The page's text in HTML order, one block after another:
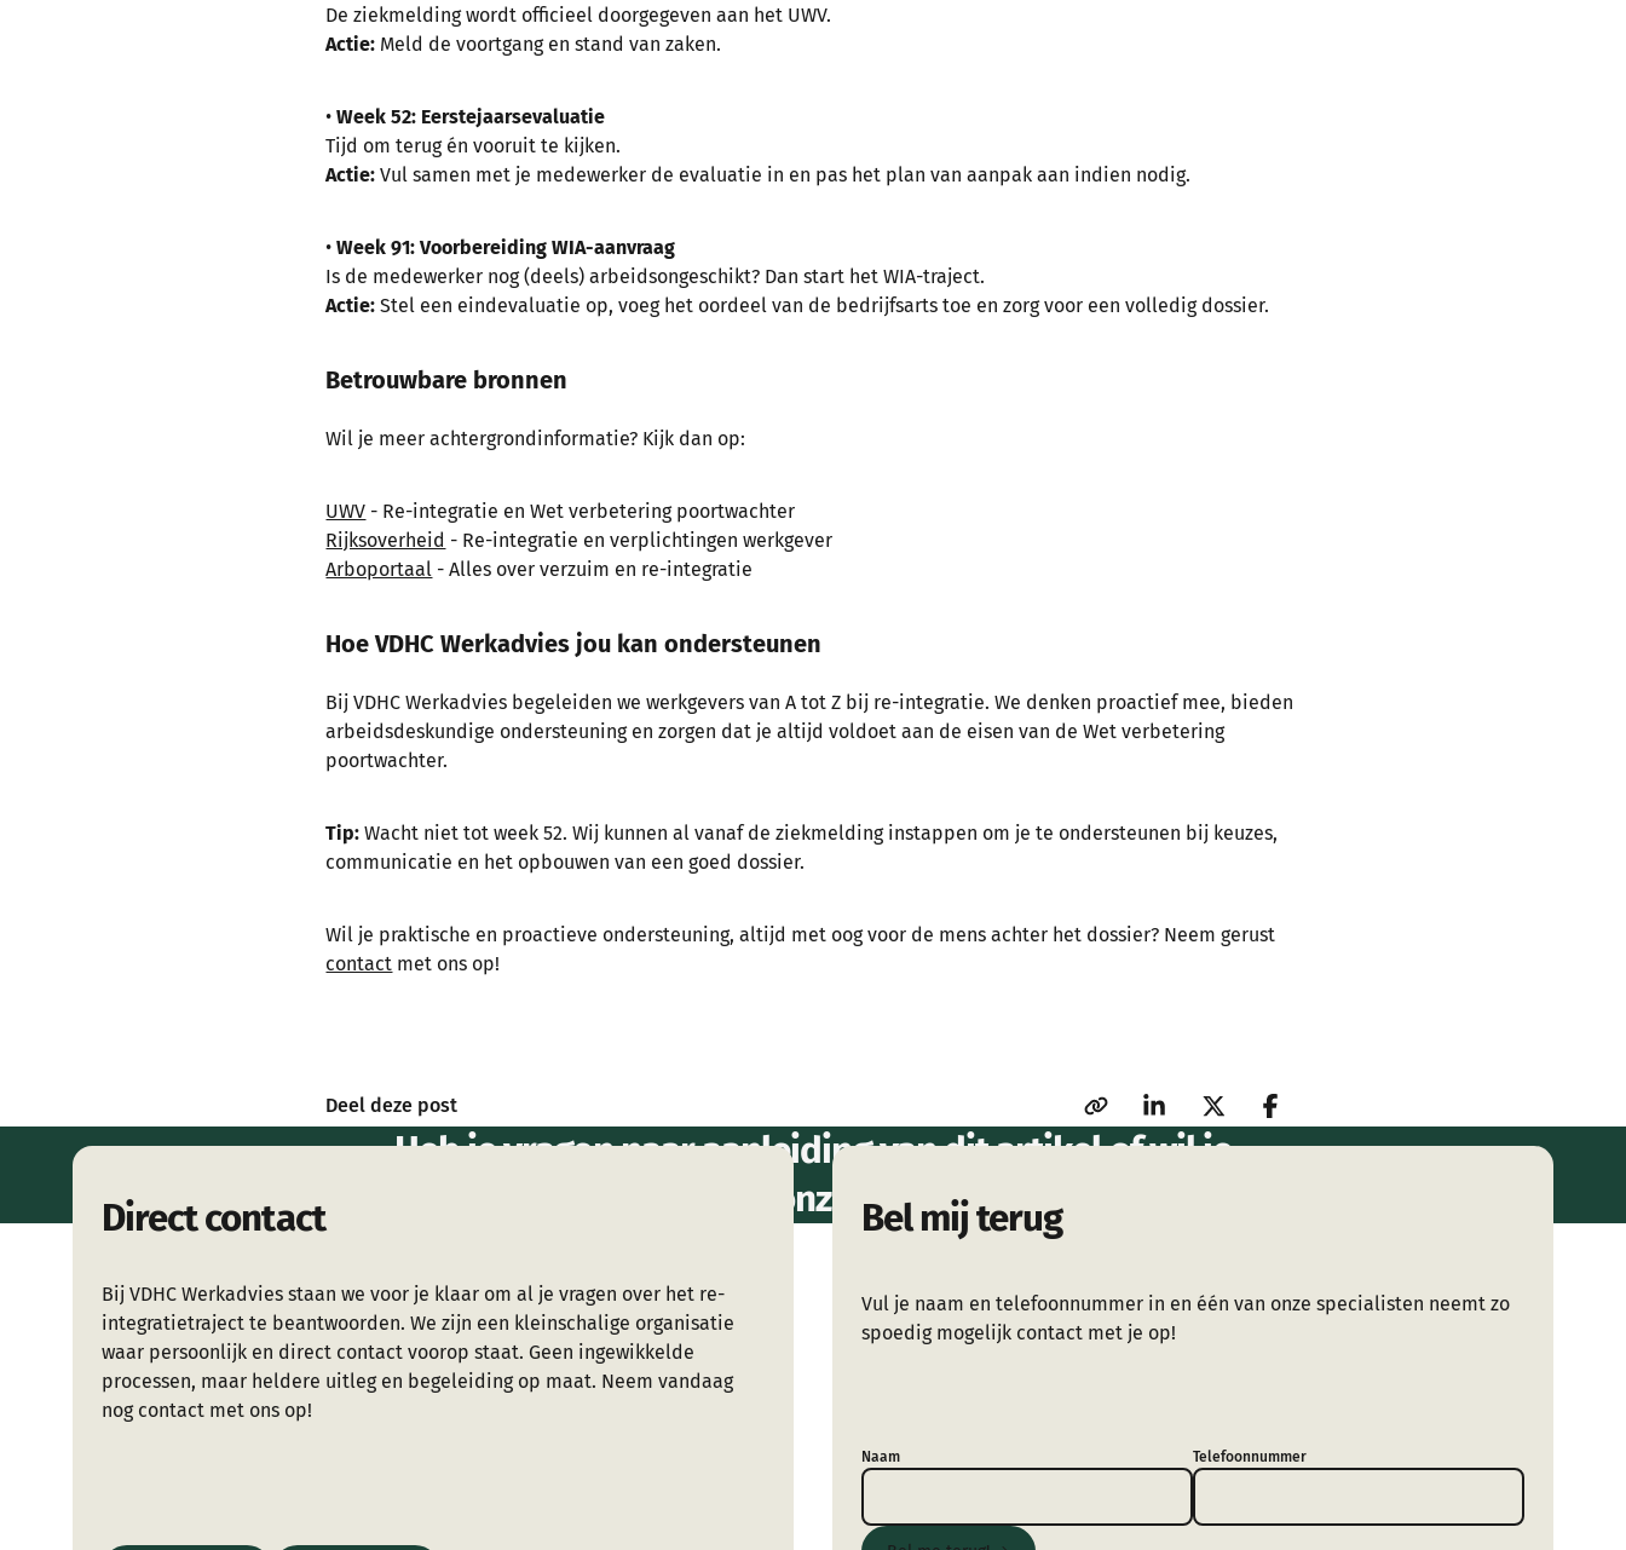
De ziekmelding wordt officieel doorgegeven aan het UWV.
Actie: Meld de voortgang en stand van zaken.
•Week 52: Eerstejaarsevaluatie
Tijd om terug én vooruit te kijken.
Actie: Vul samen met je medewerker de evaluatie in en pas het plan van aanpak aan indien nodig.
•Week 91: Voorbereiding WIA-aanvraag
Is de medewerker nog (deels) arbeidsongeschikt? Dan start het WIA-traject.
Actie:Stel een eindevaluatie op, voeg het oordeel van de bedrijfsarts toe en zorg voor een volledig dossier.
Betrouwbare bronnen
Wil je meer achtergrondinformatie? Kijk dan op:
UWV - Re-integratie en Wet verbetering poortwachter
Rijksoverheid - Re-integratie en verplichtingen werkgever
Arboportaal - Alles over verzuim en re-integratie
Hoe VDHC Werkadvies jou kan ondersteunen
Bij VDHC Werkadvies begeleiden we werkgevers van A tot Z bij re-integratie. We denken proactief mee, bieden
arbeidsdeskundige ondersteuning en zorgen dat je altijd voldoet aan de eisen van de Wet verbetering
poortwachter.
Tip:Wacht niet tot week 52. Wij kunnen al vanaf de ziekmelding instappen om je te ondersteunen bij keuzes,
communicatie en het opbouwen van een goed dossier.
Wil je praktische en proactieve ondersteuning, altijd met oog voor de mens achter het dossier? Neem gerust
contact met ons op!
Deel deze post
Heb je vragen naar aanleiding van dit artikel of wil je
meer weten over onze dienstverlening?
Direct contact
Bij VDHC Werkadvies staan we voor je klaar om al je vragen over het re-
integratietraject te beantwoorden. We zijn een kleinschalige organisatie
waar persoonlijk en direct contact voorop staat. Geen ingewikkelde
processen, maar heldere uitleg en begeleiding op maat. Neem vandaag
nog contact met ons op!
Bel mij terug
Vul je naam en telefoonnummer in en één van onze specialisten neemt zo
spoedig mogelijk contact met je op!
Naam Telefoonnummer